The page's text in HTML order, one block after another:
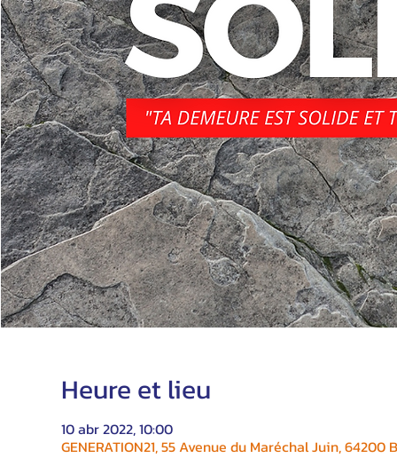
Heure et lieu
10 abr 2022, 10:00
GENERATION21, 55 Avenue du Maréchal Juin, 64200